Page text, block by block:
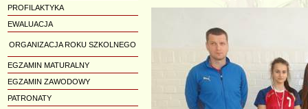
PROFILAKTYKA
EWALUACJA
ORGANIZACJA ROKU SZKOLNEGO
EGZAMIN MATURALNY
EGZAMIN ZAWODOWY
PATRONATY